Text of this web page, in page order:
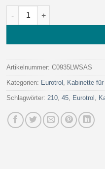
MWG CAB. SLIM LINE
Artikelnummer:C0935LWSAS
Kategorien: Eurotrol Kabinette
Schlagwörter: 210 ,45 Eurotrol